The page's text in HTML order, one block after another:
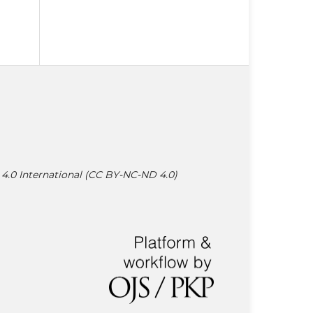
International (CC BY-NC-ND 4.0)